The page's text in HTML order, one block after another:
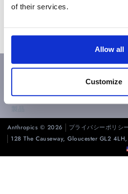
of their services.
Allow all
Customize
+ LandscapeProのプラグイン
ヘルプ
Anthropics © 2026
プライバシーポリシ
128 The Causeway, Gloucester GL2